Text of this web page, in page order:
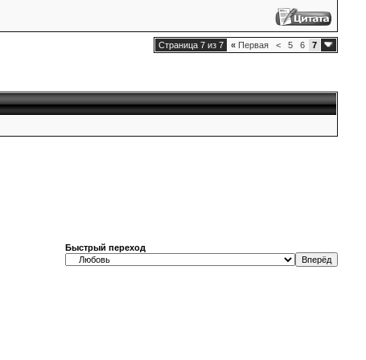
Страница 7 из 7 « Первая < 5 6 7
Быстрый переход